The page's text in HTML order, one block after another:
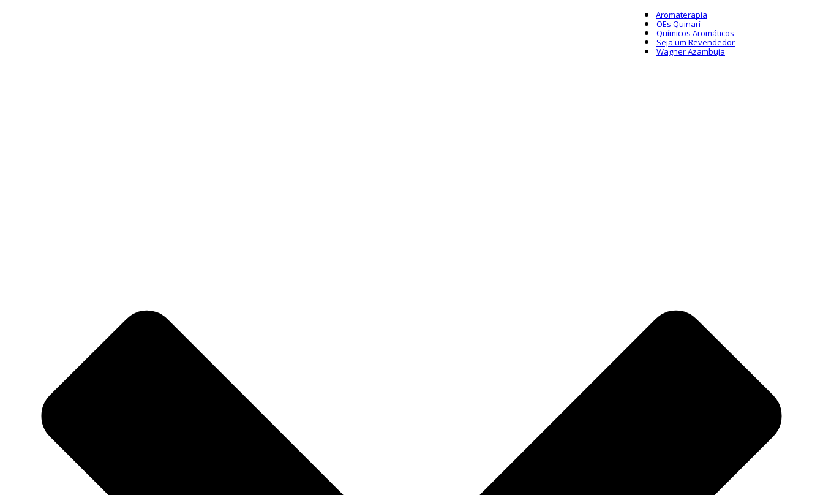
Aromaterapia
OEs Quinarí
Químicos Aromáticos
Seja um Revendedor
Wagner Azambuja